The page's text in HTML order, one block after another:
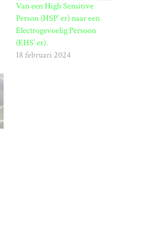
Van een High Sensitive
Person (HSP’ er) naar een
Electrogevoelig Persoon
(EHS’ er).
18 februari 2024